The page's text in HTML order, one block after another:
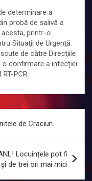
determinare a
probă de salivă a
printr-o
Situaţii de Urgenţă.
de către Direcţiile
o confirmare a infecției
PCR.
de Craciun.
Locuințele pot fi
de trei ori mai mici